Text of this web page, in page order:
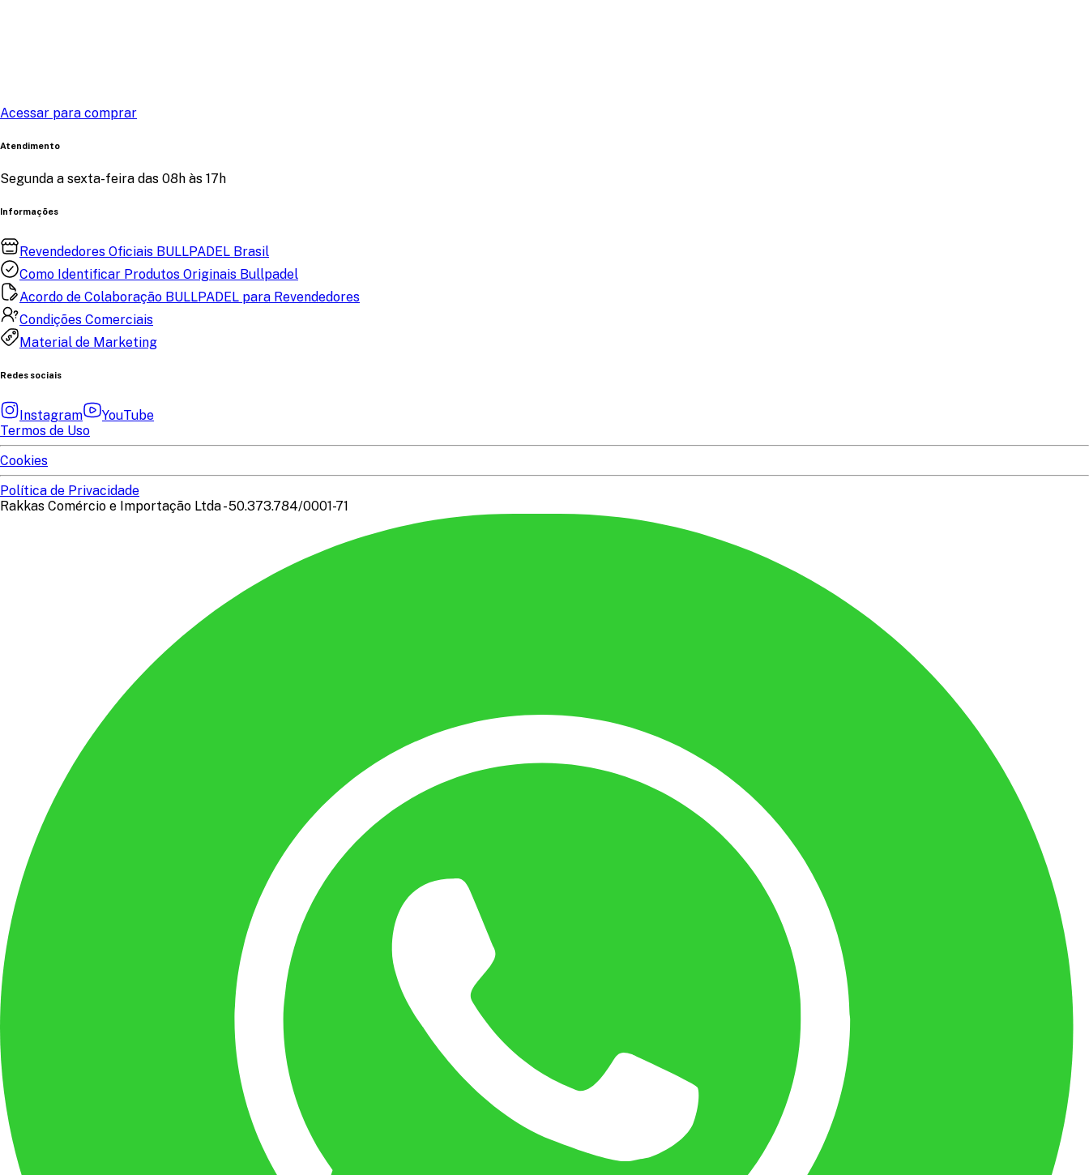
Acessar para comprar
Atendimento
Segunda a sexta-feira das 08h às 17h
Informações
Revendedores Oficiais BULLPADEL Brasil
Como Identificar Produtos Originais Bullpadel
Acordo de Colaboração BULLPADEL para Revendedores
Condições Comerciais
Material de Marketing
Redes sociais
Instagram
YouTube
Termos de Uso
Cookies
Política de Privacidade
Rakkas Comércio e Importação Ltda - 50.373.784/0001-71